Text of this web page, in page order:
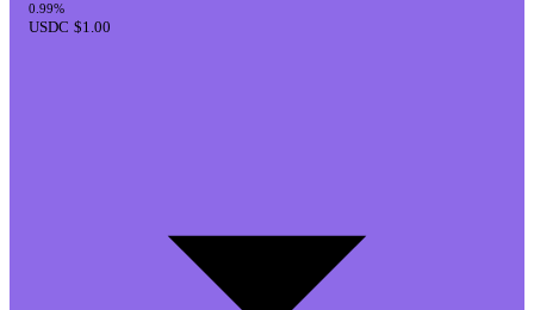
0.99%
USDC $1.00